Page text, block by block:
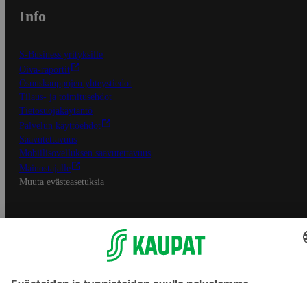
Info
S-Business yrityksille
Oiva-raportit
Osuuskauppojen yhteystiedot
Tilaus- ja toimitusehdot
Tietosuojakäytäntö
Palvelun käyttöehdot
Saavutettavuus
Mobiilisovelluksen saavutettavuus
Mainostajalle
Muuta evästeasetuksia
S-ryhmän palvelut